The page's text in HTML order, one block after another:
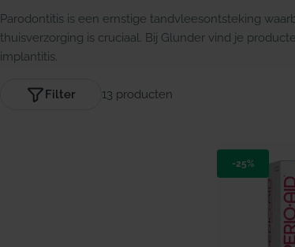
Parodontitis is een ernstige tandvleesontsteking
thuisverzorging is cruciaal. Bij Glunder vind je
implantitis.
13 producten
Filter
-25%